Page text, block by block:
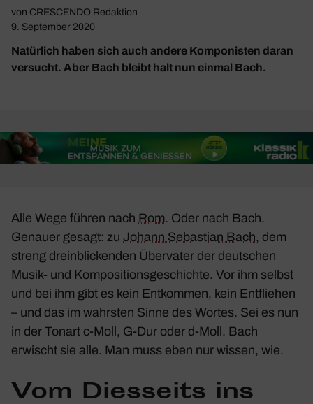
von CRESCENDO Redaktion
9. September 2020
Natürlich haben sich auch andere Komponisten daran
versucht. Aber Bach bleibt halt nun einmal Bach.
Alle Wege führen nach Rom. Oder nach Bach.
Genauer gesagt: zu Johann Sebas­tian Bach, dem
streng drein­bli­ckenden Über­vater der deut­schen
Musik- und Kompo­si­ti­ons­ge­schichte. Vor ihm selbst
und bei ihm gibt es kein Entkommen, kein Entfliehen
– und das im wahrsten Sinne des Wortes. Sei es nun
in der Tonart c‑Moll, G‑Dur oder d‑Moll. Bach
erwischt sie alle. Man muss eben nur wissen, wie.
Vom Dies­seits ins